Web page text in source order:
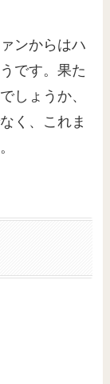
ンからはハ
です。果た
しょうか、
く、これま